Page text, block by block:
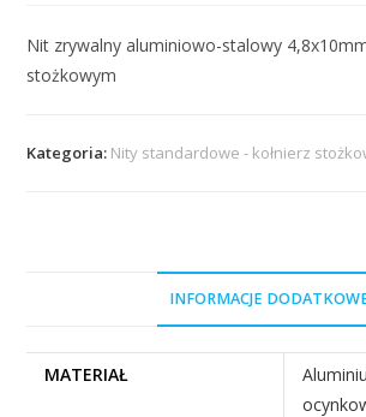
Nit zrywalny aluminiowo-stalowy
stożkowym
Kategoria: Nity standardowe - kołnierz
INFORMACJE
MATERIAŁ